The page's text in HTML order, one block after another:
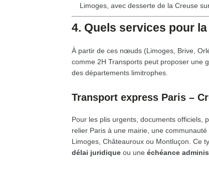
Limoges, avec desserte de la Creuse
4. Quels services pour
À partir de ces nœuds (Limoges, Brive,
comme 2H Transports peut proposer une
des départements limitrophes.
Transport express Paris –
Pour les plis urgents, documents officiels,
relier Paris à une mairie, une
Limoges, Châteauroux ou Montluçon. Ce
délai juridique ou une échéance